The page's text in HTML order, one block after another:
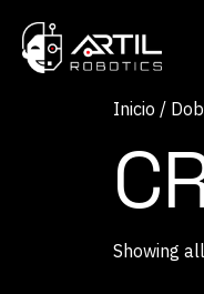
Inicio /
Showing